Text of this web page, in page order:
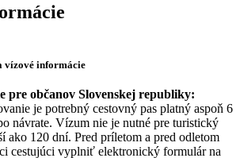
vízové informácie
pre občanov Slovenskej republiky:
je potrebný cestovný pas platný aspoň 6
návrate. Vízum nie je nutné pre turistický
ako 120 dní. Pred príletom a pred odletom
cestujúci vyplniť elektronický formulár na